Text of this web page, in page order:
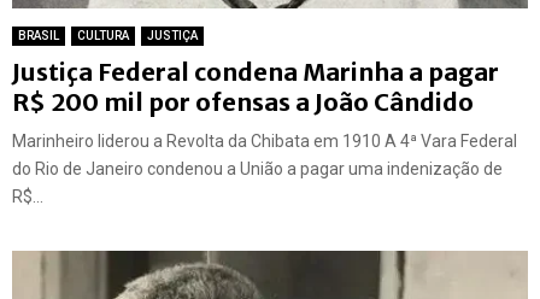
BRASIL CULTURA JUSTIÇA
Justiça Federal condena Marinha a pagar
R$ 200 mil por ofensas a João Cândido
Marinheiro liderou a Revolta da Chibata em 1910 A 4ª Vara Federal
do Rio de Janeiro condenou a União a pagar uma indenização de
R$...